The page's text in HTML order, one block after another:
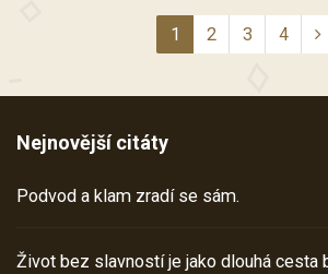
1 2 3 4
Nejnovější citáty
Podvod a klam zradí se sám.
Život bez slavností je jako dlouhá cesta